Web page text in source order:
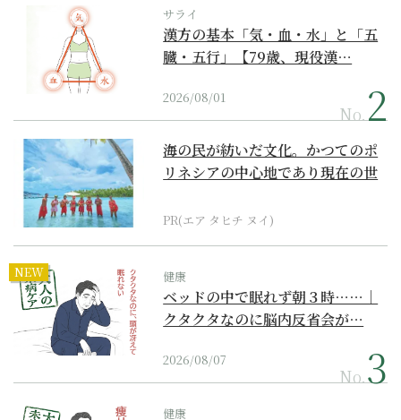
サライ
漢方の基本「気・血・水」と「五
臓・五行」【79歳、現役漢…
2026/08/01
No.
海の民が紡いだ文化。かつてのポ
リネシアの中心地であり現在の世
PR(エア タヒチ ヌイ)
NEW 健康
ベッドの中で眠れず朝３時……｜
クタクタなのに脳内反省会が…
2026/08/07
No.
健康